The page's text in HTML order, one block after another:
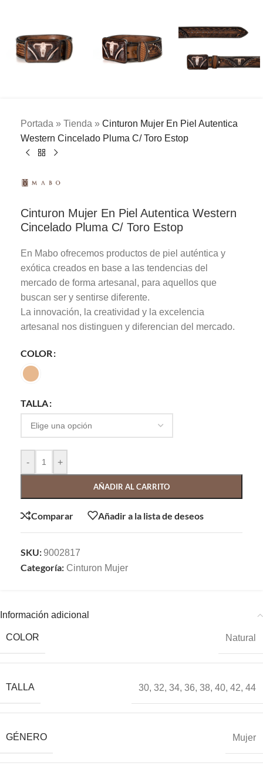
Portada » Tienda » Cinturon Mujer En Piel Autentica
Western Cincelado Pluma C/ Toro Estop
Cinturon Mujer En Piel Autentica Western
Cincelado Pluma C/ Toro Estop
En Mabo ofrecemos productos de piel auténtica y
exótica creados en base a las tendencias del
mercado de forma artesanal, para aquellos que
buscan ser y sentirse diferente.
La innovación, la creatividad y la excelencia
artesanal nos distinguen y diferencian del mercado.
COLOR
TALLA
- +
AÑADIR AL CARRITO
Comparar Añadir a la lista de deseos
SKU:9002817
Categoría: Cinturon Mujer
Información adicional
COLOR Natural
TALLA 30, 32, 34, 36, 38, 40, 42, 44
GÉNERO Mujer